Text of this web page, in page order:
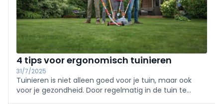
4 tips voor ergonomisch tuinieren
31/7/2025
Tuinieren is niet alleen goed voor je tuin, maar ook
voor je gezondheid. Door regelmatig in de tuin te